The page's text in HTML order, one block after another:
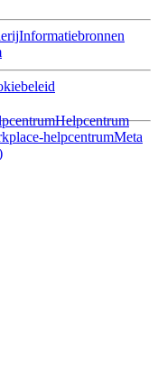
Informatiebronnen
Helpcentrum
helpcentrumMeta